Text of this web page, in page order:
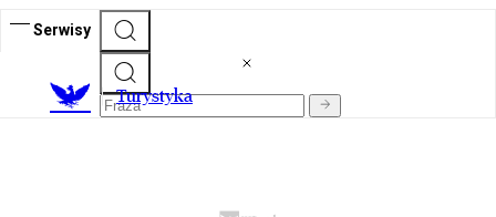
Serwisy
Turystyka